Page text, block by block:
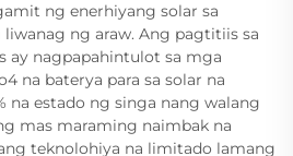
ng enerhiyang solar sa
ng araw. Ang pagtitiis sa
ay nagpapahintulot sa mga
na baterya para sa solar na
na estado ng singa nang walang
mas maraming naimbak na
teknolohiya na limitado lamang